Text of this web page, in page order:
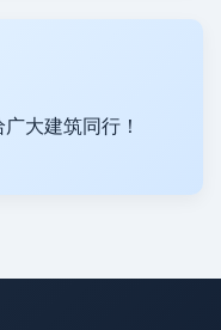
大建筑同行！